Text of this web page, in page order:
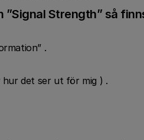
”Signal Strength” så
.
det ser ut för mig ) .